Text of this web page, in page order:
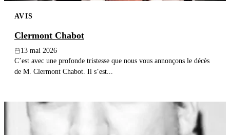
AVIS
Clermont Chabot
13 mai 2026
C’est avec une profonde tristesse que nous vous annonçons le décès
de M. Clermont Chabot. Il s’est...